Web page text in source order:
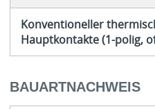
Konventioneller
Hauptkontakte (1-polig,
BAUARTNACHWEIS